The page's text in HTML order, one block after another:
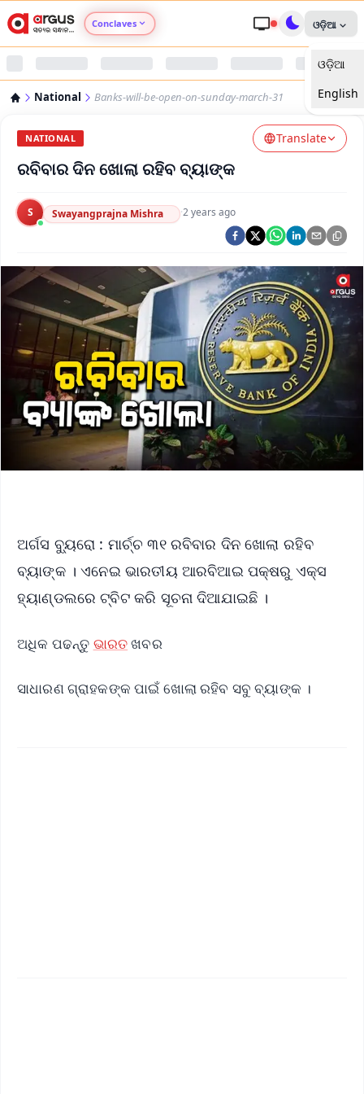
Conclaves
Argus Nari Shakti
Argus Swaad Odisha
Argus Chalo Dekhein Apna Desh
ଓଡ଼ିଆ
ଓଡ଼ିଆ
English
National Banks-will-be-open-on-sunday-march-31
NATIONAL Translate
ରବିବାର ଦିନ ଖୋଲା ରହିବ ବ୍ୟାଙ୍କ
S Swayangprajna Mishra ·2 years ago
ଅର୍ଗସ ବ୍ୟୁରୋ : ମାର୍ଚ୍ଚ ୩୧ ରବିବାର ଦିନ ଖୋଲା ରହିବ
ବ୍ୟାଙ୍କ । ଏନେଇ ଭାରତୀୟ ଆରବିଆଇ ପକ୍ଷରୁ ଏକ୍ସ
ହ୍ୟାଣ୍ଡଲରେ ଟ୍ବିଟ କରି ସୂଚନା ଦିଆଯାଇଛି ।
ଅଧିକ ପଢନ୍ତୁ ଭାରତଖବର
ସାଧାରଣ ଗ୍ରାହକଙ୍କ ପାଇଁ ଖୋଲା ରହିବ ସବୁ ବ୍ୟାଙ୍କ ।